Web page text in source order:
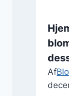
Af